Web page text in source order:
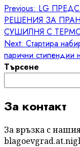
Post
navigation
Previous: LG
РЕШЕНИЯ ЗА
СУШИЛНЯ С
Next: Стартира
парични
Търсене
За контакт
За връзка с